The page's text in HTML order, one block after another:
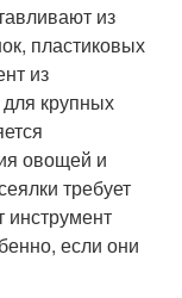
из
пластиковых
из
крупных
овощей и
требует
инструмент
если они